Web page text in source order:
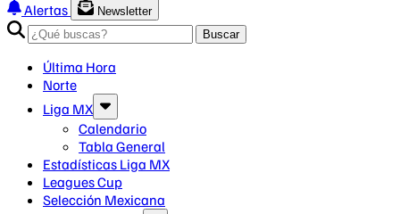
Alertas
Newsletter
Buscar
Última Hora
Norte
Liga MX
Calendario
Tabla General
Estadísticas Liga MX
Leagues Cup
Selección Mexicana